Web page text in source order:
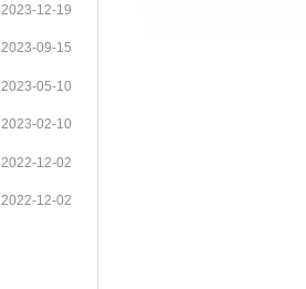
2023-12-19
2023-09-15
2023-05-10
2023-02-10
2022-12-02
2022-12-02